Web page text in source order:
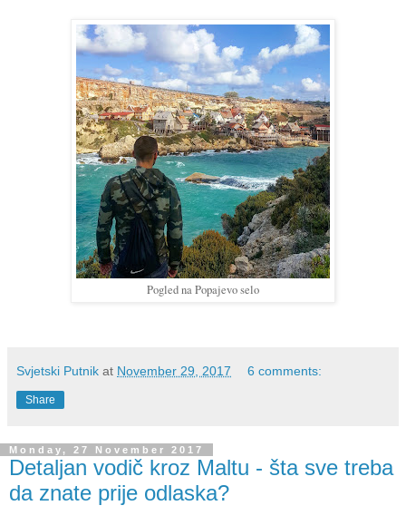
Pogled na Popajevo selo
Svjetski Putnik at November 29, 2017 6 comments:
Share
Monday, 27 November 2017
Detaljan vodič kroz Maltu - šta sve treba
da znate prije odlaska?